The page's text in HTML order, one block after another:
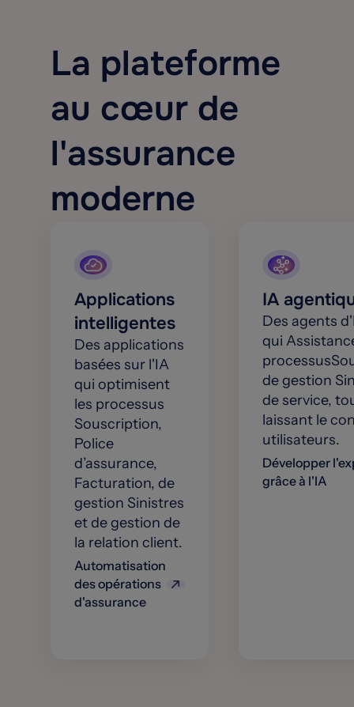
La plateforme
au cœur de
l'assurance
moderne
Applications
intelligentes
Des applications
basées sur l'IA
qui optimisent
les processus
Souscription,
Police
d’assurance,
Facturation, de
gestion Sinistres
et de gestion de
la relation client.
Automatisation
des opérations
d'assurance
IA
Des agents
qui
de gestion
de service,
laissant le
utilisateurs.
Développer
grâce à l'IA